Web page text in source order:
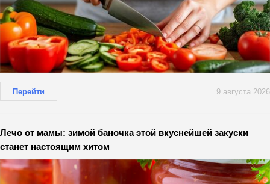
Перейти 9 августа 2026
Лечо от мамы: зимой баночка этой вкуснейшей закуски
станет настоящим хитом